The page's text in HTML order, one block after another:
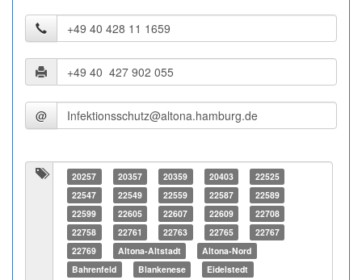
@
20257 20357 20359 20403
22525
22547
22549 22559 22587
22589
22599
22605 22607 22609
22708
22758
22761 22763 22765
22767
22769
Altona-Altstadt
Altona-Nord
Bahrenfeld
Blankenese Eidelstedt